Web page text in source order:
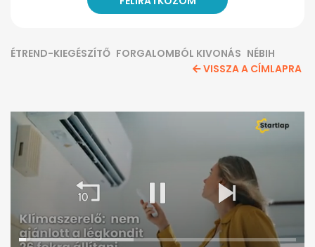
ÉTREND-KIEGÉSZÍTŐ FORGALOMBÓL KIVONÁS NÉBIH
VISSZA A CÍMLAPRA